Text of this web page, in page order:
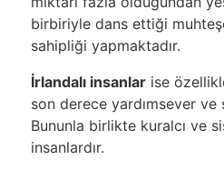
birbiriyle dans ettiği
sahipliği yapmaktadır.
İrlandalı insanlar ise
son derece yardımsever ve
Bununla birlikte kuralcı ve
insanlardır.